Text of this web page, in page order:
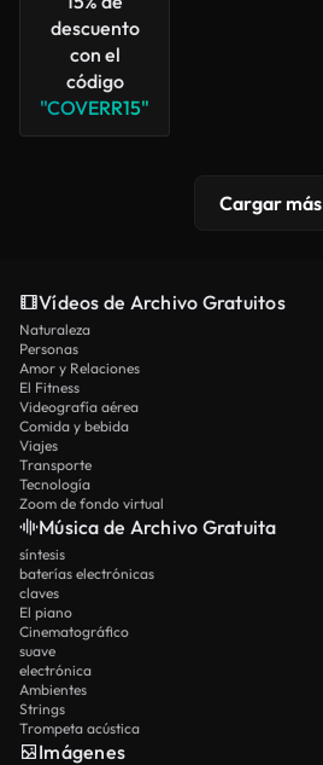
descuento
con el
código
"COVERR15"
Cargar más
Vídeos de Archivo Gratuitos
Naturaleza
Personas
Amor y Relaciones
El Fitness
Videografía aérea
Comida y bebida
Viajes
Transporte
Tecnología
Zoom de fondo virtual
Música de Archivo Gratuita
síntesis
baterías electrónicas
claves
El piano
Cinematográfico
suave
electrónica
Ambientes
Strings
Trompeta acústica
Imágenes